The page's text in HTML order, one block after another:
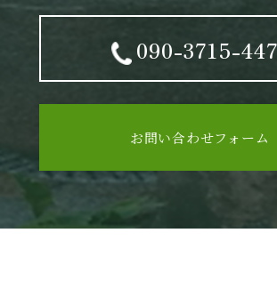
090-3715-
お問い合わせフォーム